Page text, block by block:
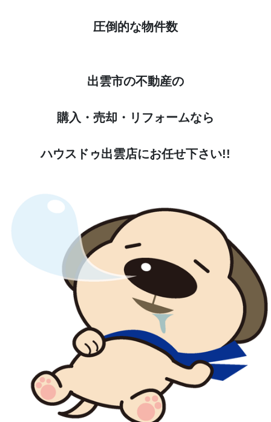
圧倒的な物件数
出雲市の不動産の
購入・売却・リフォームなら
ハウスドゥ出雲店にお任せ下さい!!